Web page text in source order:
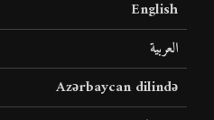
English
العربية
Azərbaycan dilində